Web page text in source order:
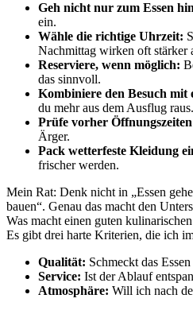
Geh nicht nur zum Essen
ein.
Wähle die richtige Uhrzeit:
Nachmittag wirken oft stärker
Reserviere, wenn möglich:
das sinnvoll.
Kombiniere den Besuch mit
du mehr aus dem Ausflug raus.
Prüfe vorher
Ärger.
Pack wetterfeste Kleidung
frischer werden.
Mein Rat: Denk nicht in „Essen
bauen“. Genau das macht den
Was macht einen guten
Es gibt drei harte Kriterien, die ich
Qualität: Schmeckt das
Service: Ist der Ablauf
Atmosphäre: Will ich nach